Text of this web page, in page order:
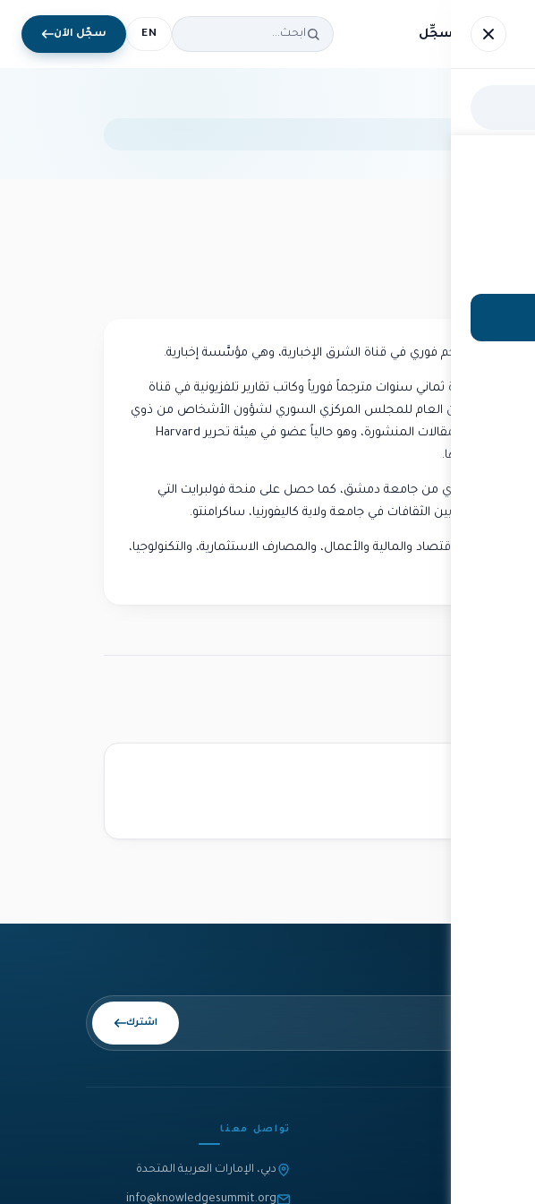
صور سجِّل EN سجّل الآن
منصب مترجم فوري في قناة الشرق الإخبارية، وهي مؤسَّسة إخبارية.
عمل حازم لمدة ثماني سنوات مترجماً فورياً وكاتب تقارير تلفزيونية في قناة
منصب الأمين العام للمجلس المركزي السوري لشؤون الأشخاص من ذوي
الإعاقة، وترجم العديد من الكتب ومئات التقارير والمقالات المنشورة، وهو حالياً عضو في هيئة تحرير Harvard
الأدب الإنجليزي من جامعة دمشق، كما حصل على منحة فولبرايت التي
لدراسة التواصل بين الثقافات في جامعة ولاية كاليفورنيا، ساكرامنتو.
قوية في الاقتصاد والمالية والأعمال، والمصارف الاستثمارية، والتكنولوجيا،
اشترك
تواصل معنا
دبي، الإمارات العربية المتحدة
info@knowledgesummit.org